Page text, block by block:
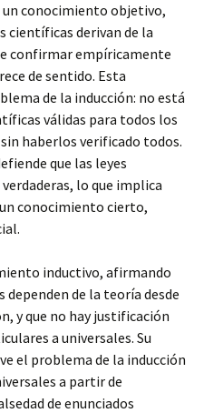
un conocimiento objetivo,
científicas derivan de la
confirmar empíricamente
de sentido. Esta
de la inducción: no está
válidas para todos los
haberlos verificado todos.
que las leyes
verdaderas, lo que implica
conocimiento cierto,
inductivo, afirmando
dependen de la teoría desde
y que no hay justificación
a universales. Su
el problema de la inducción
a partir de
de enunciados